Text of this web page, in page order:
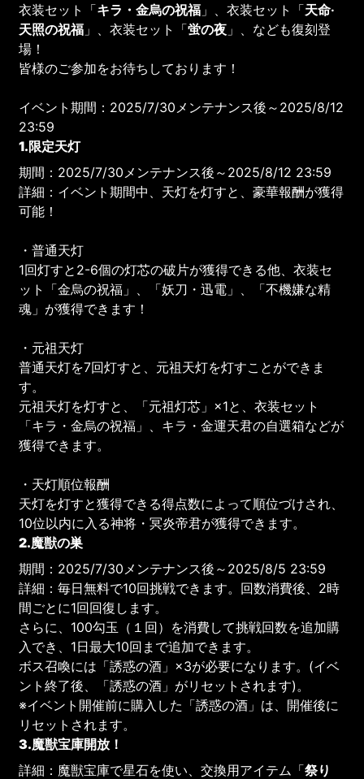
衣装セット「キラ・金烏の祝福 」、衣装セット「天命·
天照の祝福 」、衣装セット「蛍の夜 」、なども復刻登
場！
皆様のご参加をお待ちしております！
イベント期間：2025/7/30メンテナンス後～2025/8/12
23:59
1.限定天灯
期間：2025/7/30メンテナンス後～2025/8/12 23:59
詳細：イベント期間中、天灯を灯すと、豪華報酬が獲得
可能！
・普通天灯
1回灯すと2-6個の灯芯の破片が獲得できる他、衣装セ
ット「金烏の祝福」、「妖刀・迅電」、「不機嫌な精
魂」が獲得できます！
・元祖天灯
普通天灯を7回灯すと、元祖天灯を灯すことができま
す。
元祖天灯を灯すと、「元祖灯芯」×1と、衣装セット
「キラ・金烏の祝福」、キラ・金運天君の自選箱などが
獲得できます。
・天灯順位報酬
天灯を灯すと獲得できる得点数によって順位づけされ、
10位以内に入る神将・冥炎帝君が獲得できます。
2.魔獣の巣
期間：2025/7/30メンテナンス後～2025/8/5 23:59
詳細：毎日無料で10回挑戦できます。回数消費後、2時
間ごとに1回回復します。
さらに、100勾玉（１回）を消費して挑戦回数を追加購
入でき、1日最大10回まで追加できます。
ボス召喚には「誘惑の酒」×3が必要になります。(イベ
ント終了後、「誘惑の酒」がリセットされます)。
※イベント開催前に購入した「誘惑の酒」は、開催後に
リセットされます。
3.魔獣宝庫開放！
詳細：魔獣宝庫で星石を使い、交換用アイテム「祭り